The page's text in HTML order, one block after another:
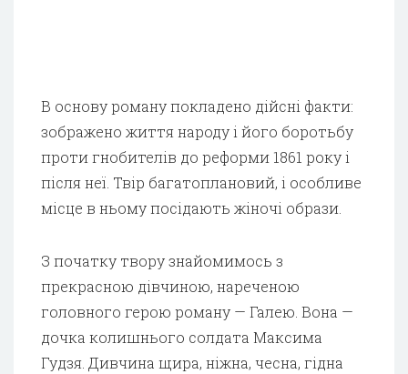
В основу роману покладено дійсні факти:
зображено життя народу і його боротьбу
проти гнобителів до реформи 1861 року і
після неї. Твір багатоплановий, і особливе
місце в ньому посідають жіночі образи.
З початку твору знайомимось з
прекрасною дівчиною, нареченою
головного герою роману — Галею. Вона —
дочка колишнього солдата Максима
Гудзя. Дивчина щира, ніжна, чесна, гідна